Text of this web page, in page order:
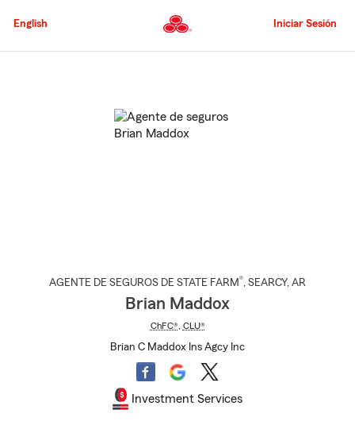
al
principal
English Iniciar Sesión
AGENTE DE SEGUROS DE STATE FARM®, SEARCY, AR
Brian Maddox
ChFC®, CLU®
Brian C Maddox Ins Agcy Inc
Investment Services